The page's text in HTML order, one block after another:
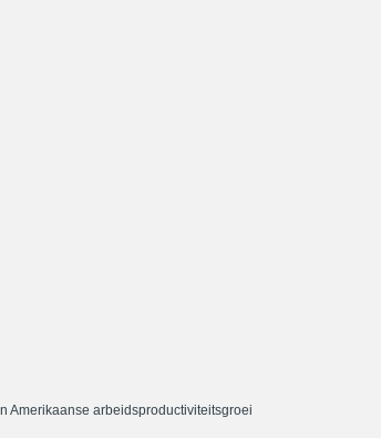
Amerikaanse arbeidsproductiviteitsgroei